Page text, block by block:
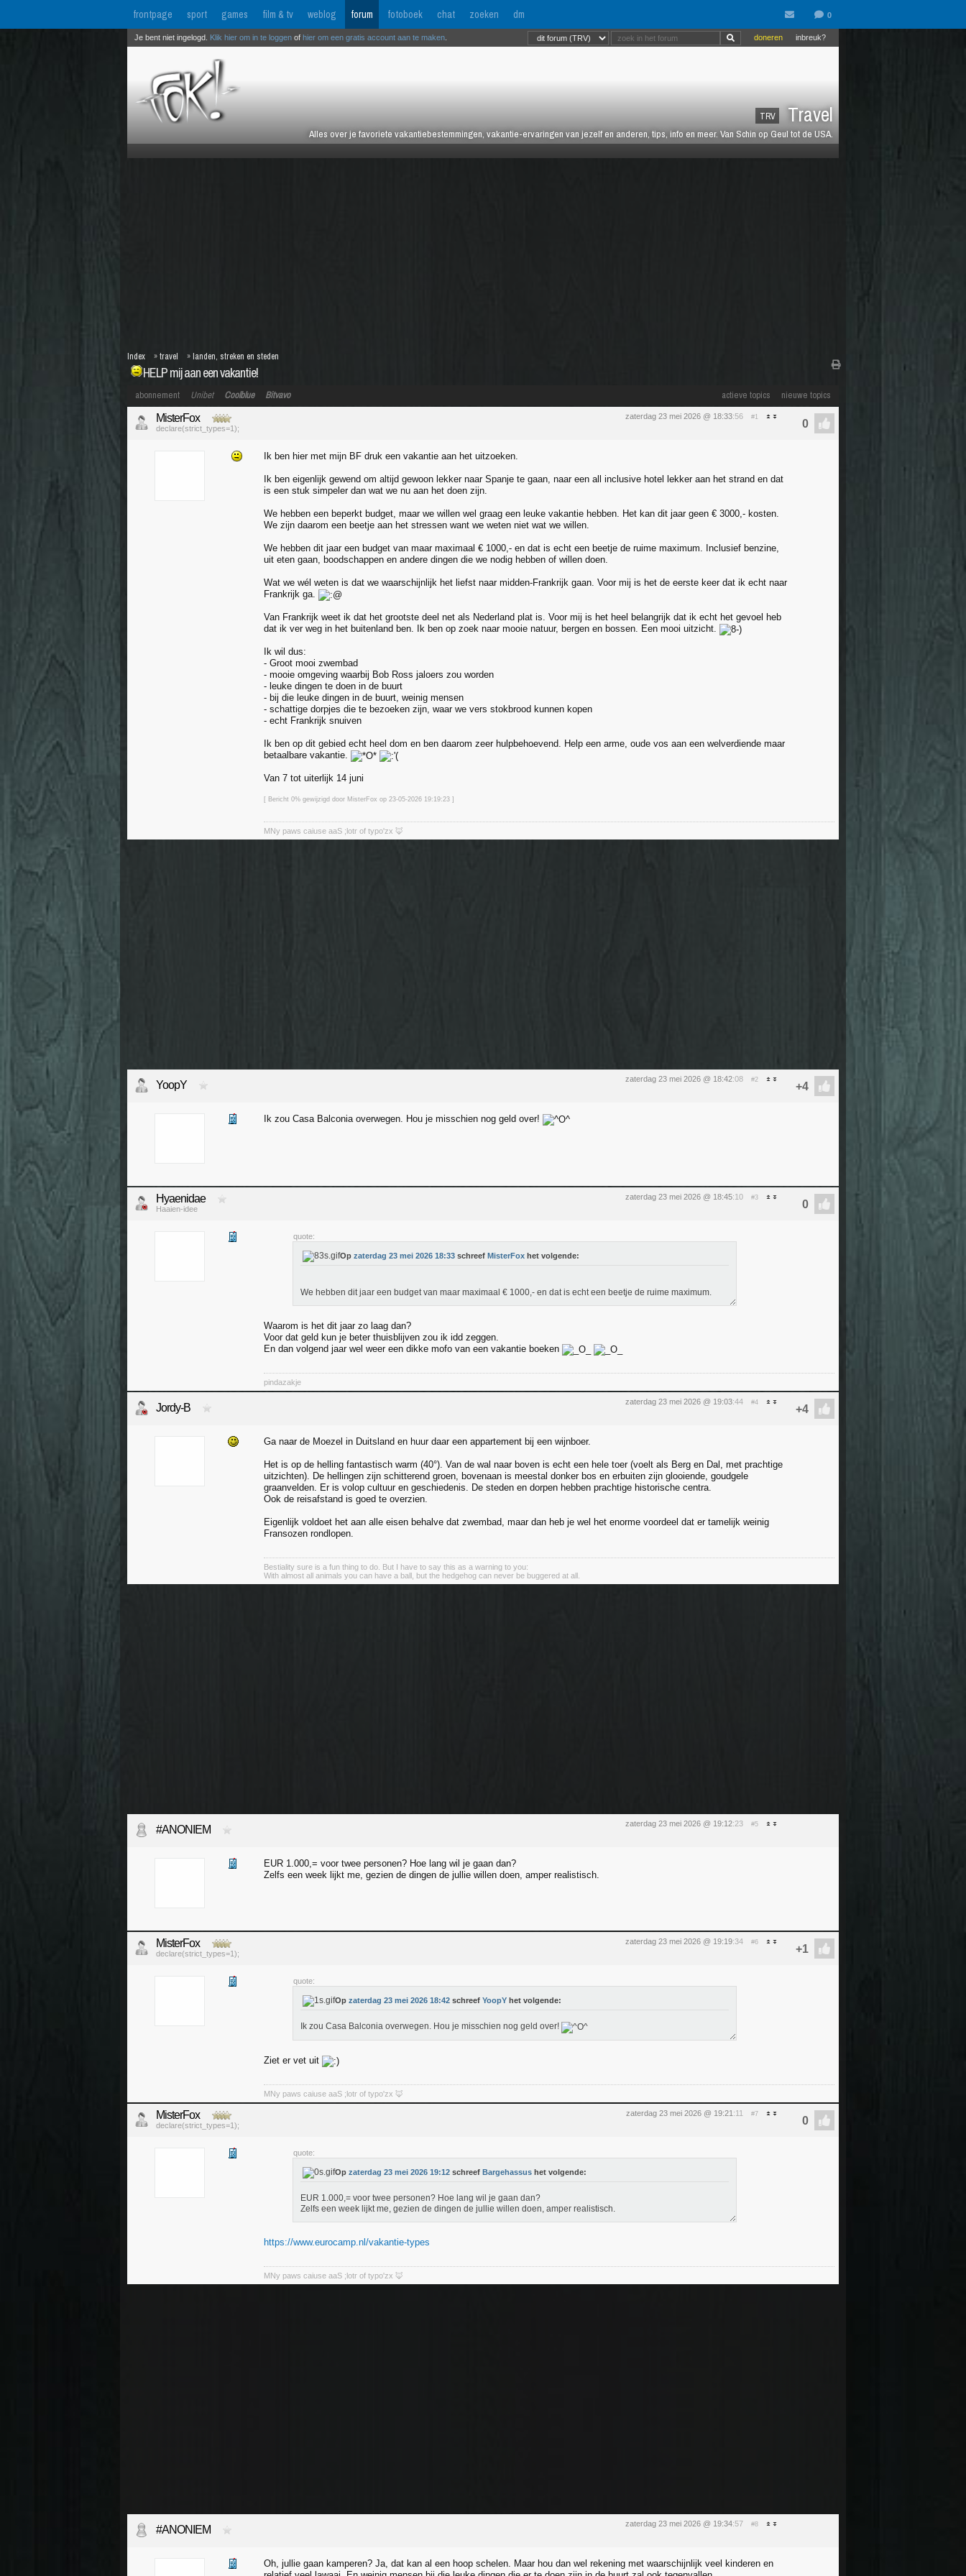
frontpage sport games film & tv weblog forum fotoboek chat zoeken dm
TRV Travel
Alles over je favoriete vakantiebestemmingen, vakantie-ervaringen van jezelf en anderen, tips, info en meer. Van Schin op Geul tot de USA.
inbreuk?
doneren
Je bent niet ingelogd. Klik hier om in te loggen of hier om een gratis account aan te maken
HELP mij aan een vakantie!
Index »travel » landen, streken en steden
actieve topics nieuwe topics
abonnement Unibet Coolblue Bitvavo
zaterdag 23 mei 2026 @ 18:33:56 #1
MisterFox
declare(strict_types=1);
Ik ben hier met mijn BF druk een vakantie aan het uitzoeken.
Ik ben eigenlijk gewend om altijd gewoon lekker naar Spanje te gaan, naar een all inclusive hotel lekker aan het strand en dat
is een stuk simpeler dan wat we nu aan het doen zijn.
We hebben een beperkt budget, maar we willen wel graag een leuke vakantie hebben. Het kan dit jaar geen € 3000,- kosten.
We zijn daarom een beetje aan het stressen want we weten niet wat we willen.
We hebben dit jaar een budget van maar maximaal € 1000,- en dat is echt een beetje de ruime maximum. Inclusief benzine,
uit eten gaan, boodschappen en andere dingen die we nodig hebben of willen doen.
Wat we wél weten is dat we waarschijnlijk het liefst naar midden-Frankrijk gaan. Voor mij is het de eerste keer dat ik echt naar
Frankrijk ga.
Van Frankrijk weet ik dat het grootste deel net als Nederland plat is. Voor mij is het heel belangrijk dat ik echt het gevoel heb
dat ik ver weg in het buitenland ben. Ik ben op zoek naar mooie natuur, bergen en bossen. Een mooi uitzicht.
Ik wil dus:
- Groot mooi zwembad
- mooie omgeving waarbij Bob Ross jaloers zou worden
- leuke dingen te doen in de buurt
- bij die leuke dingen in de buurt, weinig mensen
- schattige dorpjes die te bezoeken zijn, waar we vers stokbrood kunnen kopen
- echt Frankrijk snuiven
Ik ben op dit gebied echt heel dom en ben daarom zeer hulpbehoevend. Help een arme, oude vos aan een welverdiende maar
betaalbare vakantie.
Van 7 tot uiterlijk 14 juni
[ Bericht 0% gewijzigd door MisterFox op 23-05-2026 19:19:23 ]
MNy paws caiuse aaS ;lotr of typo'zx 🦊
zaterdag 23 mei 2026 @ 18:42:08 #2
YoopY
Ik zou Casa Balconia overwegen. Hou je misschien nog geld over!
zaterdag 23 mei 2026 @ 18:45:10 #3
Hyaenidae
Haaien-idee
quote:
Op zaterdag 23 mei 2026 18:33 schreef MisterFox het volgende:
We hebben dit jaar een budget van maar maximaal € 1000,- en dat is echt een beetje de ruime maximum.
Waarom is het dit jaar zo laag dan?
Voor dat geld kun je beter thuisblijven zou ik idd zeggen.
En dan volgend jaar wel weer een dikke mofo van een vakantie boeken
pindazakje
zaterdag 23 mei 2026 @ 19:03:44 #4
Jordy-B
Ga naar de Moezel in Duitsland en huur daar een appartement bij een wijnboer.
Het is op de helling fantastisch warm (40°). Van de wal naar boven is echt een hele toer (voelt als Berg en Dal, met prachtige
uitzichten). De hellingen zijn schitterend groen, bovenaan is meestal donker bos en erbuiten zijn glooiende, goudgele
graanvelden. Er is volop cultuur en geschiedenis. De steden en dorpen hebben prachtige historische centra.
Ook de reisafstand is goed te overzien.
Eigenlijk voldoet het aan alle eisen behalve dat zwembad, maar dan heb je wel het enorme voordeel dat er tamelijk weinig
Fransozen rondlopen.
Bestiality sure is a fun thing to do. But I have to say this as a warning to you:
With almost all animals you can have a ball, but the hedgehog can never be buggered at all.
zaterdag 23 mei 2026 @ 19:12:23 #5
#ANONIEM
EUR 1.000,= voor twee personen? Hoe lang wil je gaan dan?
Zelfs een week lijkt me, gezien de dingen de jullie willen doen, amper realistisch.
zaterdag 23 mei 2026 @ 19:19:34 #6
MisterFox
declare(strict_types=1);
quote:
Op zaterdag 23 mei 2026 18:42 schreef YoopY het volgende:
Ik zou Casa Balconia overwegen. Hou je misschien nog geld over!
Ziet er vet uit
MNy paws caiuse aaS ;lotr of typo'zx 🦊
zaterdag 23 mei 2026 @ 19:21 :11 #7
MisterFox
declare(strict_types=1);
quote:
Op zaterdag 23 mei 2026 19:12 schreef Bargehassus het volgende:
EUR 1.000,= voor twee personen? Hoe lang wil je gaan dan?
Zelfs een week lijkt me, gezien de dingen de jullie willen doen, amper realistisch.
https://www.eurocamp.nl/vakantie-types
MNy paws caiuse aaS ;lotr of typo'zx 🦊
zaterdag 23 mei 2026 @ 19:34:57 #8
#ANONIEM
Oh, jullie gaan kamperen? Ja, dat kan al een hoop schelen. Maar hou dan wel rekening met waarschijnlijk veel kinderen en